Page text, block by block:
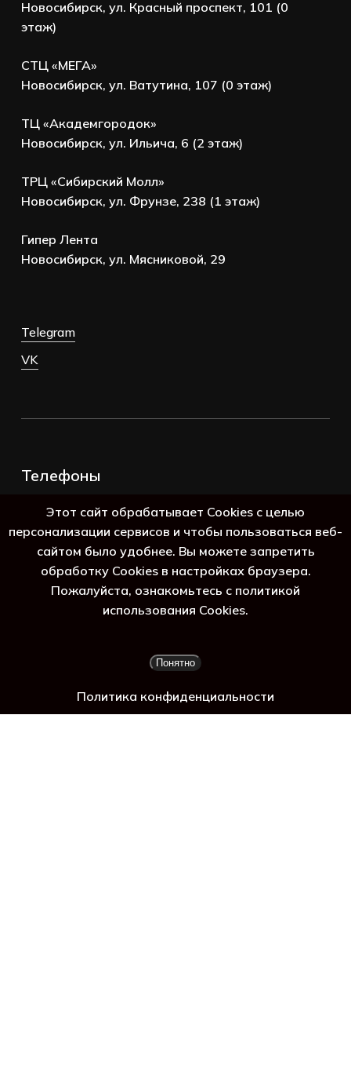
Просмотр корзины
Новосибирск, ул. Красный проспект, 101 (0
этаж)
СТЦ «МЕГА»
Новосибирск, ул. Ватутина, 107 (0 этаж)
ТЦ «Академгородок»
Новосибирск, ул. Ильича, 6 (2 этаж)
ТРЦ «Сибирский Молл»
Новосибирск, ул. Фрунзе, 238 (1 этаж)
Гипер Лента
Новосибирск, ул. Мясниковой, 29
Telegram
VK
Телефоны
8 (800) 250-69-39
Этот сайт обрабатывает Cookies с целью
персонализации сервисов и чтобы пользоваться веб-
сайтом было удобнее. Вы можете запретить
обработку Cookies в настройках браузера.
Пожалуйста, ознакомьтесь с политикой
использования Cookies.
Понятно
Политика конфиденциальности